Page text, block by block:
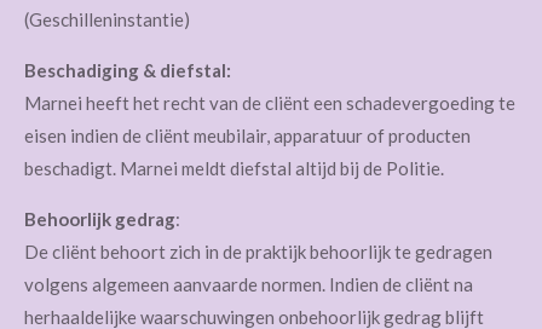
(Geschilleninstantie)
Beschadiging & diefstal:
Marnei heeft het recht van de cliënt een schadevergoeding te
eisen indien de cliënt meubilair, apparatuur of producten
beschadigt. Marnei meldt diefstal altijd bij de Politie.
Behoorlijk gedrag:
De cliënt behoort zich in de praktijk behoorlijk te gedragen
volgens algemeen aanvaarde normen. Indien de cliënt na
herhaaldelijke waarschuwingen onbehoorlijk gedrag blijft